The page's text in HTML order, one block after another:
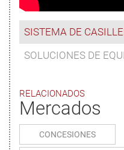
SISTEMA DE
SOLUCIONES DE
RELACIONADOS
Mercados
CONCESIONES